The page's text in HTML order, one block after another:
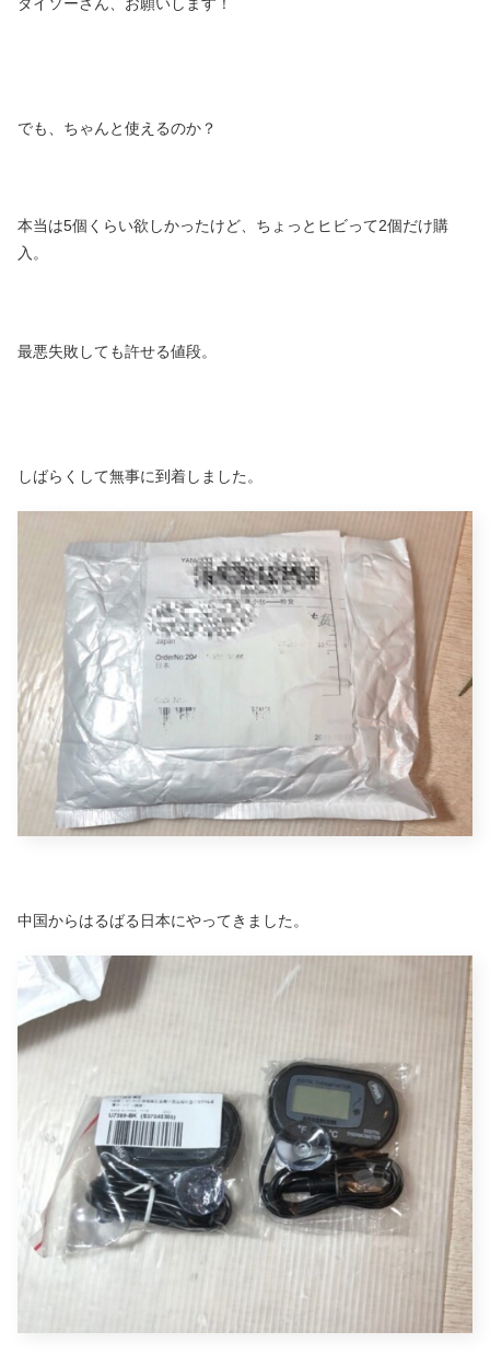
でも、ちゃんと使えるのか？
本当は5個くらい欲しかったけど、ちょっとヒビって2個だけ購
入。
最悪失敗しても許せる値段。
しばらくして無事に到着しました。
中国からはるばる日本にやってきました。